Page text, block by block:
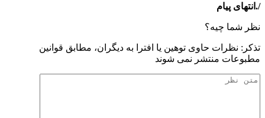
/.انتهای پیام
نظر شما چیه؟
تذكر: نظرات حاوی توهين يا افترا به ديگران، مطابق قوانين
مطبوعات منتشر نمی شوند